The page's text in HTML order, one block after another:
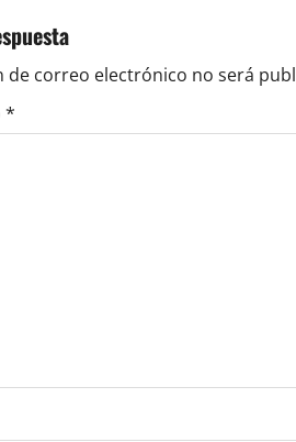
de correo electrónico no será
*